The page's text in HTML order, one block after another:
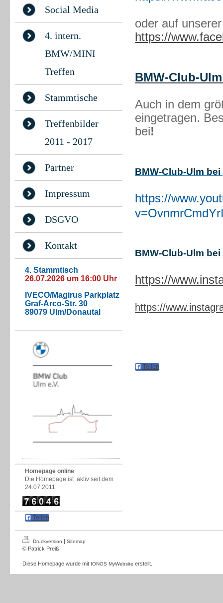
Social Media
4. intern.
BMW/MINI
Treffen
Stammtische
Treffenbilder
2011 - 2017
Partner
Impressum
DSGVO
Kontakt
4. Stammtisch
26.07.2026 um 16:00 Uhr
IVECO/Magirus Parkplatz
Graf-Arco-Str. 30
89079 Ulm/Donautal
Homepage online
Die Homepage ist aktiv seit dem
24.07.2011
Teilen
oder auf
https://
BMW-Club-
Auch in dem
eingetragen.
bei!
BMW-Club-Ulm
https://
BMW-Club-Ulm
https://
https://
Teilen
Druckversion | Sitemap
© Patrick Preiß
Diese Homepage wurde mit IONOS MyWebsite erstellt.